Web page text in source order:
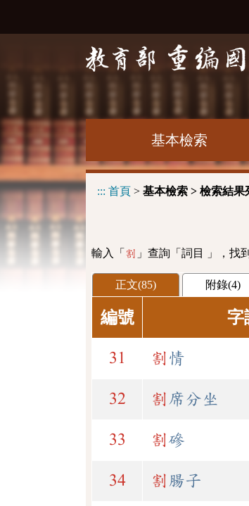
基本檢索
::: 首頁 > 基本檢索 > 檢索結果
輸入「 割 」查詢「詞目 」，找
正文(85) 附錄(4)
編號 字
31 割 情
32 割 席分坐
33 割磣
34 割 腸子